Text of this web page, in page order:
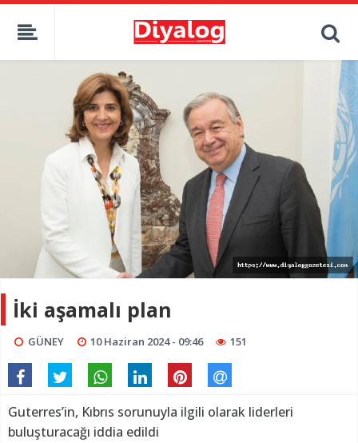
İki aşamalı plan
GÜNEY 10 Haziran 2024 - 09:46 151
Guterres’in, Kıbrıs sorunuyla ilgili olarak liderleri
buluşturacağı iddia edildi